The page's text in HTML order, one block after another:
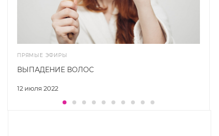
ПРЯМЫЕ ЭФИРЫ
12 июля 2022
ВЫПАДЕНИЕ ВОЛОС